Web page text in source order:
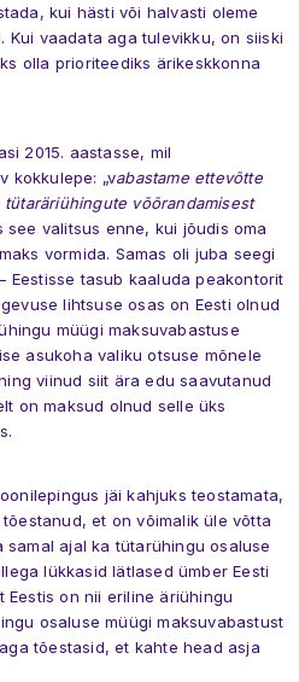
kui hästi või halvasti oleme
Kui vaadata aga tulevikku, on siiski
olla prioriteediks ärikeskkonna
2015. aastasse, mil
kokkulepe: „vabastame ettevõtte
võõrandamisest
see valitsus enne, kui jõudis oma
vormida. Samas oli juba seegi
Eestisse tasub kaaluda peakontorit
lihtsuse osas on Eesti olnud
müügi maksuvabastuse
asukoha valiku otsuse mõnele
viinud siit ära edu saavutanud
on maksud olnud selle üks
jäi kahjuks teostamata,
et on võimalik üle võtta
samal ajal ka tütarühingu osaluse
lükkasid lätlased ümber Eesti
on nii eriline äriühingu
osaluse müügi maksuvabastust
tõestasid, et kahte head asja